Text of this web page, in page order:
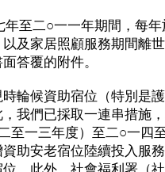
年至二○一一年期間，每
及家居照顧服務期間離
答覆的附件。
候資助宿位（特別是護
我們已採取一連串措施
至一三年度）至二○一四
助安老宿位陸續投入服